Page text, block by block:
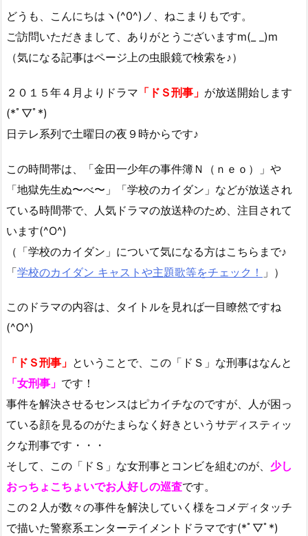
どうも、こんにちはヽ(^0^)ノ、ねこまりもです。
ご訪問いただきまして、ありがとうございますm(_ _)m
（気になる記事はページ上の虫眼鏡で検索を♪）
２０１５年４月よりドラマ 「ドＳ刑事」 が放送開始します
(*ﾟ▽ﾟ*)
日テレ系列で土曜日の夜９時からです♪
この時間帯は、「金田一少年の事件簿Ｎ（ｎｅｏ）」や
「地獄先生ぬ〜べ〜」「学校のカイダン」などが放送され
ている時間帯で、人気ドラマの放送枠のため、注目されて
います(^O^)
（「学校のカイダン」について気になる方はこちらまで♪
「学校のカイダン キャストや主題歌等をチェック！ 」）
このドラマの内容は、タイトルを見れば一目瞭然ですね
(^O^)
「ドＳ刑事」 ということで、この「ドＳ」な刑事はなんと
「女刑事」 です！
事件を解決させるセンスはピカイチなのですが、人が困っ
ている顔を見るのがたまらなく好きというサディスティッ
クな刑事です・・・
そして、この「ドＳ」な女刑事とコンビを組むのが、 少し
おっちょこちょいでお人好しの巡査です。
この２人が数々の事件を解決していく様をコメディタッチ
で描いた警察系エンターテイメントドラマです(*ﾟ▽ﾟ*)